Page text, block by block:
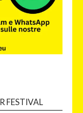
FESTIVAL